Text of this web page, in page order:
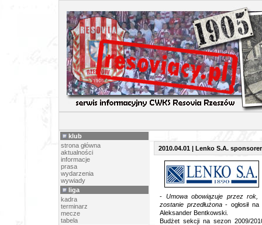
klub
strona główna
aktualności
informacje
prasa
wydarzenia
wywiady
liga
kadra
terminarz
mecze
tabela
2010.04.01 | Lenko S.A.
- Umowa obowiązuje przez
zostanie przedłużona- ogłosił na
Aleksander Bentkowski.
Budżet sekcji na sezon 2009/